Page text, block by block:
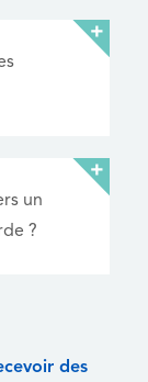
un
?
des